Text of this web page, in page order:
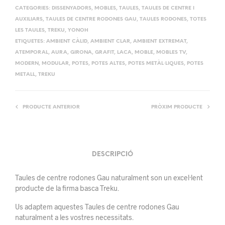
CATEGORIES: DISSENYADORS, MOBLES, TAULES, TAULES DE CENTRE I
AUXILIARS, TAULES DE CENTRE RODONES GAU, TAULES RODONES, TOTES
LES TAULES, TREKU, YONOH
ETIQUETES: AMBIENT CÀLID, AMBIENT CLAR, AMBIENT EXTREMAT,
ATEMPORAL, AURA, GIRONA, GRAFIT, LACA, MOBLE, MOBLES TV,
MODERN , MODULAR, POTES, POTES ALTES, POTES METÀL·LIQUES, POTES
METALL, TREKU
PRODUCTE ANTERIOR PRÒXIM PRODUCTE
DESCRIPCIÓ
Taules de centre rodones Gau naturalment son un excel·lent
producte de la firma basca Treku.
Us adaptem aquestes Taules de centre rodones Gau
naturalment a les vostres necessitats.